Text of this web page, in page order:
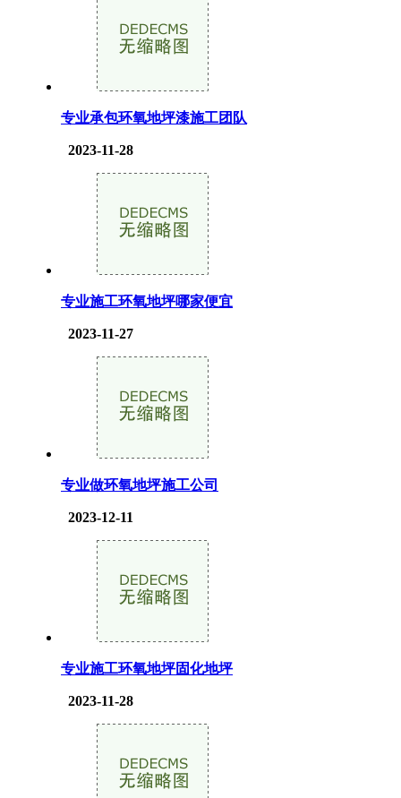
专业承包环氧地坪漆施工团队
2023-11-28
专业施工环氧地坪哪家便宜
2023-11-27
专业做环氧地坪施工公司
2023-12-11
专业施工环氧地坪固化地坪
2023-11-28